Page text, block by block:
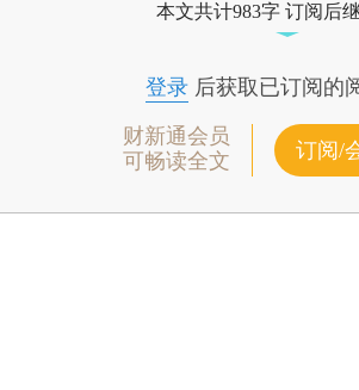
本文共计983字 订阅后
登录后获取已订阅的
财新通会员
可畅读全文
订阅/